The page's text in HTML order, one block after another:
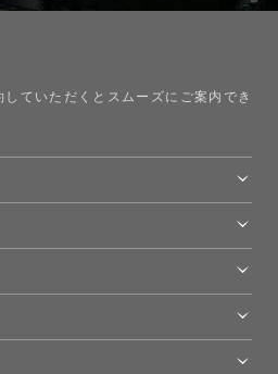
ていただくとスムーズにご案内でき